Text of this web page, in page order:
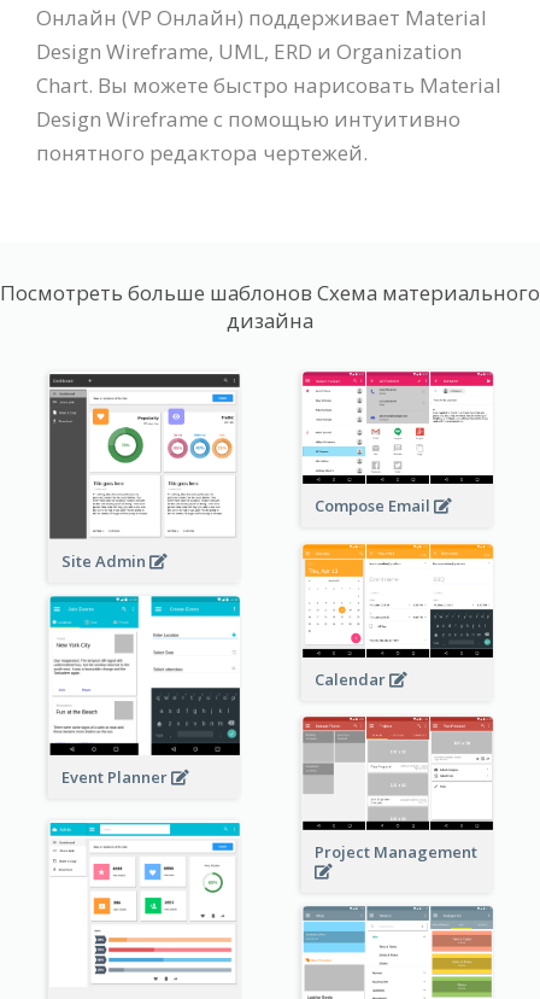
Онлайн (VP Онлайн) поддерживает Material
Design Wireframe, UML, ERD и Organization
Chart. Вы можете быстро нарисовать Material
Design Wireframe с помощью интуитивно
понятного редактора чертежей.
Посмотреть больше шаблонов Схема материального
дизайна
Site Admin
Compose Email
Calendar
Event Planner
Project Management